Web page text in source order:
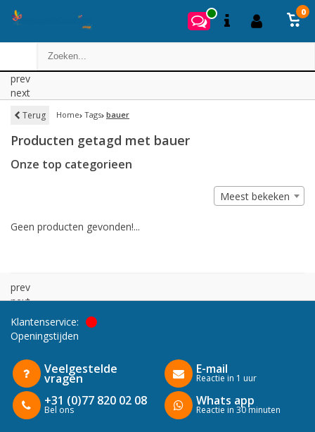
0
prev
next
Terug Home Tags bauer
Producten getagd met bauer
Onze top categorieen
Meest bekeken
Geen producten gevonden!...
prev
next
Klantenservice:
Openingstijden
Veelgestelde
vragen
+31 (0)77 820 02 08
Bel ons
E-mail
Reactie in 1 uur
Whats app
Reactie in 30 minuten